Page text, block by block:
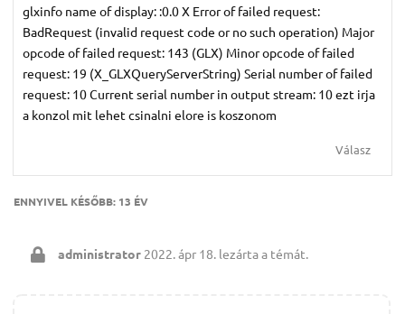
glxinfo name of display: :0.0 X Error of failed request:
BadRequest (invalid request code or no such operation) Major
opcode of failed request: 143 (GLX) Minor opcode of failed
request: 19 (X_GLXQueryServerString) Serial number of failed
request: 10 Current serial number in output stream: 10 ezt irja
a konzol mit lehet csinalni elore is koszonom
Válasz
ENNYIVEL KÉSŐBB: 13 ÉV
administrator 2022. ápr 18. lezárta a témát.